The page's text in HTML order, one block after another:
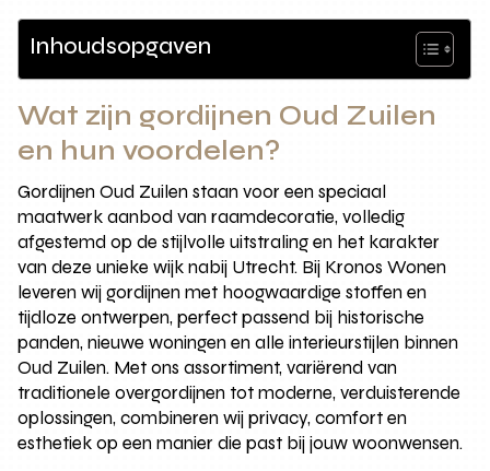
Inhoudsopgaven
Wat zijn gordijnen Oud Zuilen
en hun voordelen?
Gordijnen Oud Zuilen staan voor een speciaal
maatwerk aanbod van raamdecoratie, volledig
afgestemd op de stijlvolle uitstraling en het karakter
van deze unieke wijk nabij Utrecht. Bij Kronos Wonen
leveren wij gordijnen met hoogwaardige stoffen en
tijdloze ontwerpen, perfect passend bij historische
panden, nieuwe woningen en alle interieurstijlen binnen
Oud Zuilen. Met ons assortiment, variërend van
traditionele overgordijnen tot moderne, verduisterende
oplossingen, combineren wij privacy, comfort en
esthetiek op een manier die past bij jouw woonwensen.